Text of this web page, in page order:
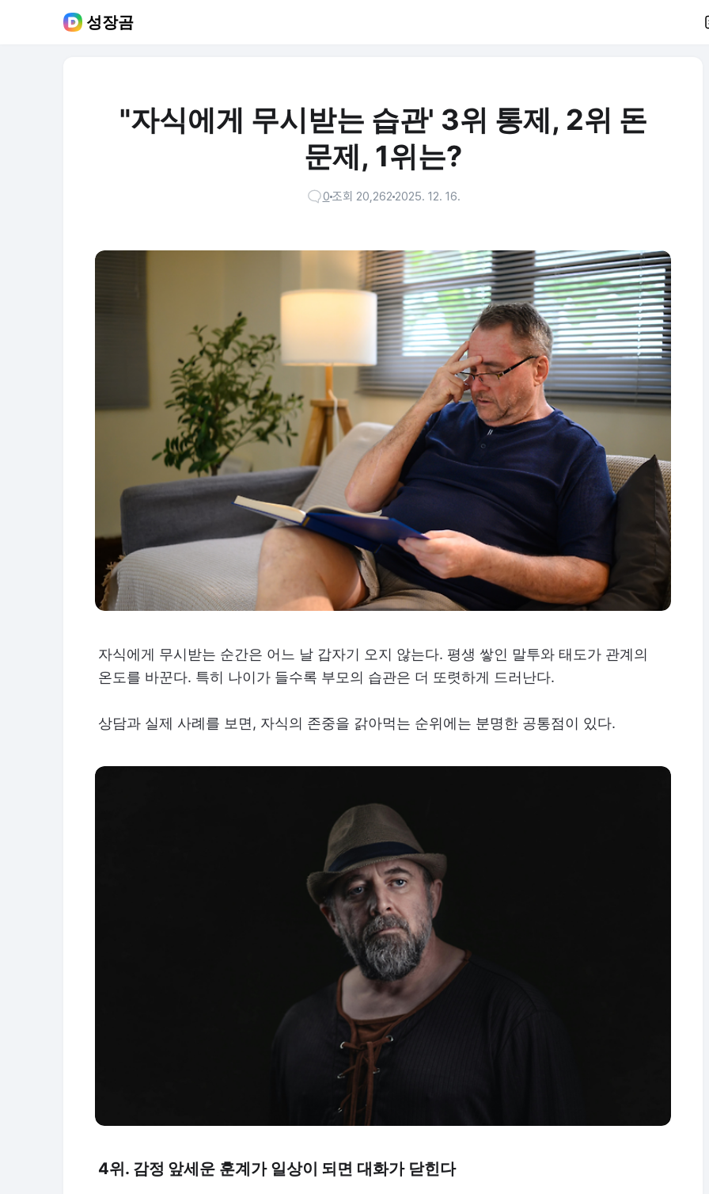
성장곰
"자식에게 무시받는 습관' 3위 통제, 2위 돈
문제, 1위는?
0조회 20,2622025. 12. 16.
자식에게 무시받는 순간은 어느 날 갑자기 오지 않는다. 평생 쌓인 말투와 태도가 관계의
온도를 바꾼다. 특히 나이가 들수록 부모의 습관은 더 또렷하게 드러난다.
상담과 실제 사례를 보면, 자식의 존중을 갉아먹는 순위에는 분명한 공통점이 있다.
4위. 감정 앞세운 훈계가 일상이 되면 대화가 닫힌다